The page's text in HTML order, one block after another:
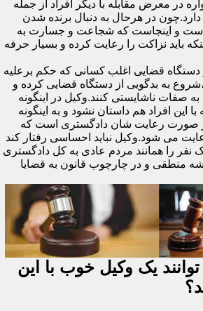
در معرض مقابله با دیگر افراد از جمله
در هرحال به دنبال برنده شدن
و اینجاست که شجاعت و جسارت به
باید نزاکت را رعایت کرده و بسیار حرفه
دستگاه قضایی اغلب کسانی که حکم برعلیه
به بدگویی از دستگاه قضایی کرده و
صفات ناشایستی کنند.وکیل در اینگونه
این افراد هم داستان نشود و به اینگونه
صورت رعایت شان دادگستری است که
می شود.وکیل نباید احساسی رفتار کند
نفر را همانند مردم عادی به کل دادگستری
منطقی و در چارچوب قانون به قضایا
یک وکیل خوب با این